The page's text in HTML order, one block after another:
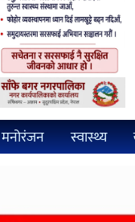
मनोरंजन स्वास्थ्य